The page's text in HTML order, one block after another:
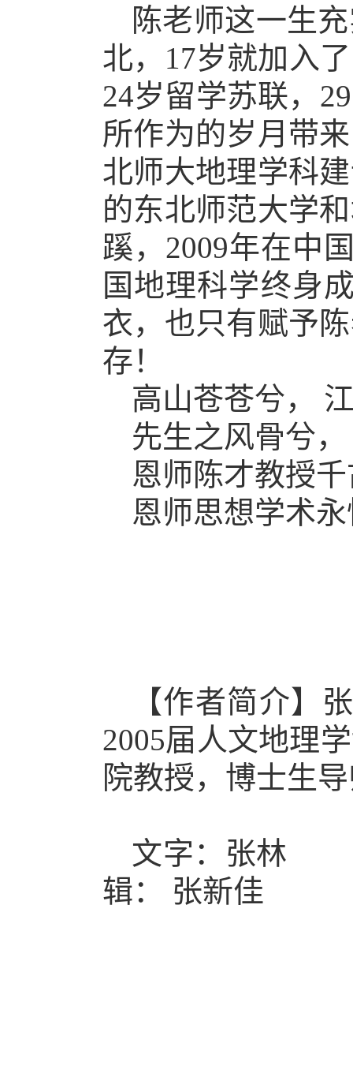
陈老师这一生
北， 17岁就加入
24岁留学苏联，
所作为的岁月带
北师大地理学科
的东北师范大学
蹊，2009年在中
国地理科学终身
衣，也只有赋予
存！
高山苍苍兮，
先生之风骨兮，
恩师陈才教授
恩师思想学术
【作者简介】
2005届人文地理
院教授，博士生
文字：
辑：
张新